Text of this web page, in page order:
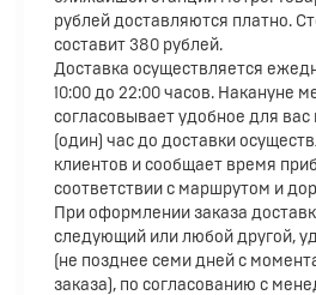
рублей доставляются платно.
составит 380 рублей.
Доставка осуществляется
10:00 до 22:00 часов. Накануне
согласовывает удобное для вас
(один) час до доставки
клиентов и сообщает время
соответствии с маршрутом и
При оформлении заказа
следующий или любой другой,
(не позднее семи дней с
заказа), по согласованию с